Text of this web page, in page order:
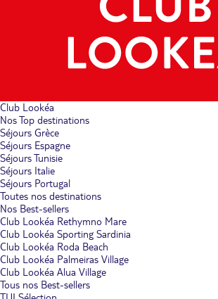
Club Lookéa
Nos Top destinations
Séjours Grèce
Séjours Espagne
Séjours Tunisie
Séjours Italie
Séjours Portugal
Toutes nos destinations
Nos Best-sellers
Club Lookéa Rethymno Mare
Club Lookéa Sporting Sardinia
Club Lookéa Roda Beach
Club Lookéa Palmeiras Village
Club Lookéa Alua Village
Tous nos Best-sellers